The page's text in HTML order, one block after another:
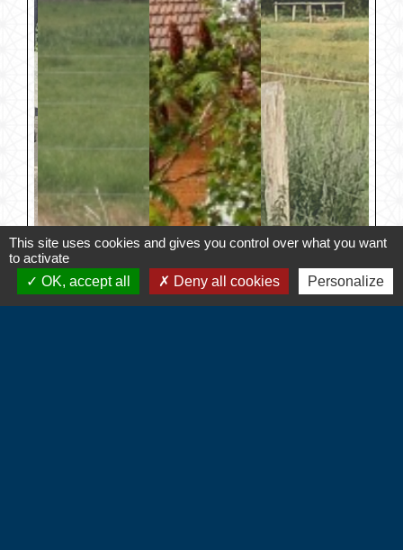
This site uses cookies and gives you control over what you want
to activate
OK, accept all
Deny all cookies Personalize